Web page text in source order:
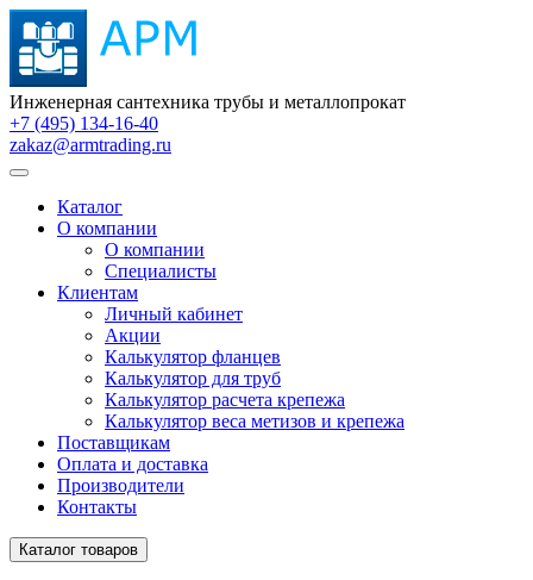
Инженерная сантехника трубы и металлопрокат
+7 (495) 134-16-40
zakaz@armtrading.ru
Каталог
О компании
О компании
Специалисты
Клиентам
Личный кабинет
Акции
Калькулятор фланцев
Калькулятор для труб
Калькулятор расчета крепежа
Калькулятор веса метизов и крепежа
Поставщикам
Оплата и доставка
Производители
Контакты
Каталог товаров